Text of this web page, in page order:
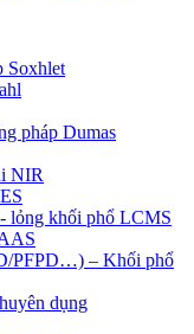
Soxhlet
pháp Dumas
NIR
lỏng khối phổ LCMS
PFPD…) – Khối phổ
dụng